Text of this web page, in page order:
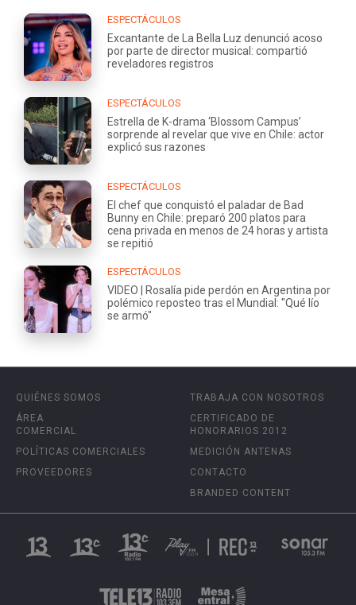
ESPECTÁCULOS
Excantante de La Bella Luz denunció acoso
por parte de director musical: compartió
reveladores registros
ESPECTÁCULOS
Estrella de K-drama ‘Blossom Campus’
sorprende al revelar que vive en Chile: actor
explicó sus razones
ESPECTÁCULOS
El chef que conquistó el paladar de Bad
Bunny en Chile: preparó 200 platos para
cena privada en menos de 24 horas y artista
se repitió
ESPECTÁCULOS
VIDEO | Rosalía pide perdón en Argentina por
polémico reposteo tras el Mundial: "Qué lío
se armó"
QUIÉNES SOMOS
ÁREA
COMERCIAL
POLÍTICAS COMERCIALES
PROVEEDORES
TRABAJA CON NOSOTROS
CERTIFICADO DE
HONORARIOS 2012
MEDICIÓN ANTENAS
CONTACTO
BRANDED CONTENT